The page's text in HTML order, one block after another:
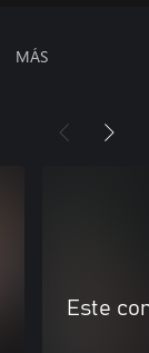
MÁS
Este